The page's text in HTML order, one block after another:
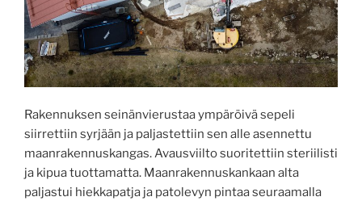
Rakennuksen seinänvierustaa ympäröivä sepeli
siirrettiin syrjään ja paljastettiin sen alle asennettu
maanrakennuskangas. Avausviilto suoritettiin steriilisti
ja kipua tuottamatta. Maanrakennuskankaan alta
paljastui hiekkapatja ja patolevyn pintaa seuraamalla